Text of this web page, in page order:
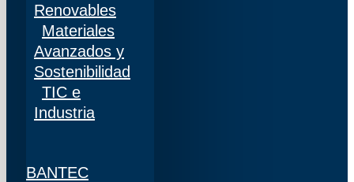
Renovables
Materiales
Avanzados y
Sostenibilidad
TIC e
Industria
BANTEC